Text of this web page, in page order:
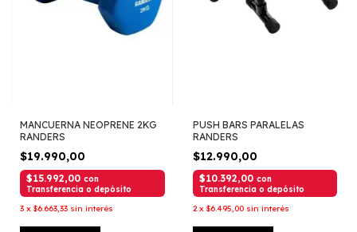
MANCUERNA NEOPRENE 2KG
RANDERS
$19.990,00
$15.992,00 con
Transferencia o depósito
3 x $6.663,33 sin interés
PUSH BARS PARALELAS
RANDERS
$12.990,00
$10.392,00 con
Transferencia o depósito
2 x $6.495,00 sin interés